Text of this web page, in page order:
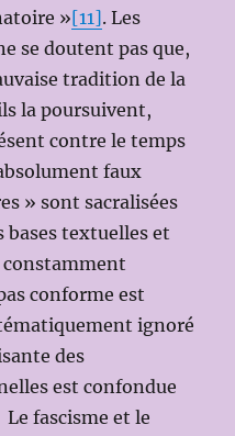
»[11]. Les
se doutent pas que,
tradition de la
la poursuivent,
contre le temps
faux
» sont sacralisées
bases textuelles et
conforme est
ignoré
des
est confondue
fascisme et le